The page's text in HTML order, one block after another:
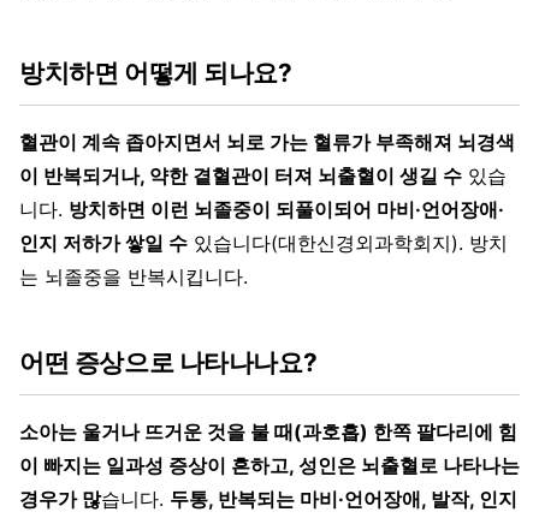
방치하면 어떻게 되나요?
혈관이 계속 좁아지면서 뇌로 가는 혈류가 부족해져 뇌경색
이 반복되거나, 약한 곁혈관이 터져 뇌출혈이 생길 수 있습
니다. 방치하면 이런 뇌졸중이 되풀이되어 마비·언어장애·
인지 저하가 쌓일 수 있습니다(대한신경외과학회지). 방치
는 뇌졸중을 반복시킵니다.
어떤 증상으로 나타나나요?
소아는 울거나 뜨거운 것을 불 때(과호흡) 한쪽 팔다리에 힘
이 빠지는 일과성 증상이 흔하고, 성인은 뇌출혈로 나타나는
경우가 많습니다. 두통, 반복되는 마비·언어장애, 발작, 인지